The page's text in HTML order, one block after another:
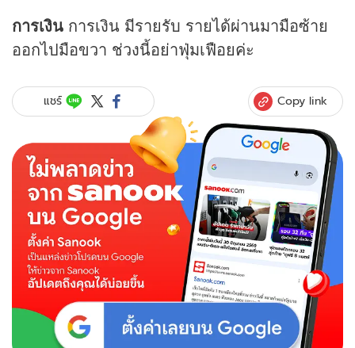
การเงิน การเงิน มีรายรับ รายได้ผ่านมามือซ้าย
ออกไปมือขวา ช่วงนี้อย่าฟุ่มเฟือยค่ะ
แชร์ Copy link